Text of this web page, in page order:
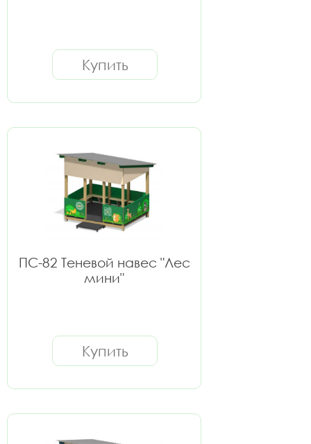
Купить
ПС-82 Теневой навес "Лес
мини"
Купить